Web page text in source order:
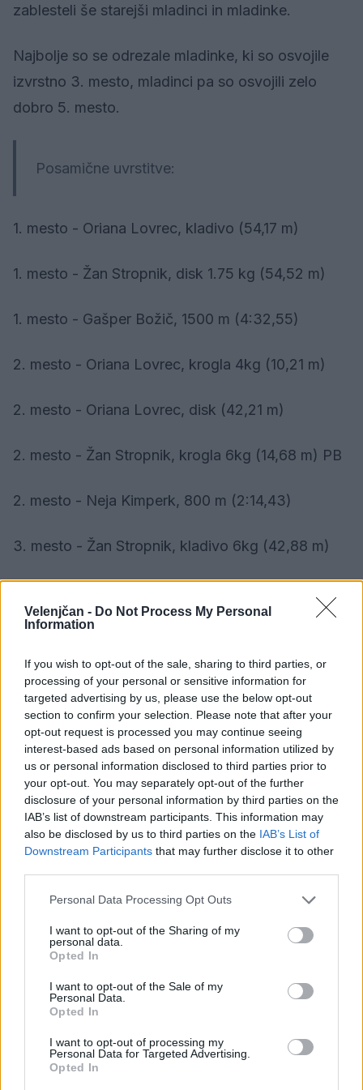
Velenjčan - Do Not Process My Personal
Information
If you wish to opt-out of the sale, sharing to third parties, or
processing of your personal or sensitive information for
targeted advertising by us, please use the below opt-out
section to confirm your selection. Please note that after your
opt-out request is processed you may continue seeing
interest-based ads based on personal information utilized by
us or personal information disclosed to third parties prior to
your opt-out. You may separately opt-out of the further
disclosure of your personal information by third parties on the
IAB’s list of downstream participants. This information may
also be disclosed by us to third parties on the IAB’s List of
Downstream Participants that may further disclose it to other
Personal Data Processing Opt Outs
I want to opt-out of the Sharing of my
personal data.
Opted In
I want to opt-out of the Sale of my
Personal Data.
Opted In
I want to opt-out of processing my
Personal Data for Targeted Advertising.
Opted In
zablesteli še starejši mladinci in mladinke.
Najbolje so se odrezale mladinke, ki so osvojile
izvrstno 3. mesto, mladinci pa so osvojili zelo
dobro 5. mesto.
Posamične uvrstitve:
1. mesto - Oriana Lovrec, kladivo (54,17 m)
1. mesto - Žan Stropnik, disk 1.75 kg (54,52 m)
1. mesto - Gašper Božič, 1500 m (4:32,55)
2. mesto - Oriana Lovrec, krogla 4kg (10,21 m)
2. mesto - Oriana Lovrec, disk (42,21 m)
2. mesto - Žan Stropnik, krogla 6kg (14,68 m) PB
2. mesto - Neja Kimperk, 800 m (2:14,43)
3. mesto - Žan Stropnik, kladivo 6kg (42,88 m)
Mežnar M., Rupreht N., Gradišnik G. (50,78 s)
4. mesto - Neža Rupreht, višina (1,55 m)
4. mesto - Neža Rupreht, 100 m ovire (16,22 s) PB
5. mesto - Staš Korenič Jamnikar, daljina (6,26 m)
6. mesto - Gaja Gradisnik, 100 m (12,51 s)
7. mesto - Neja Jančič, 400 m (1:00,22)
7. mesto - Staš Korenič Jamnikar, višina (1,70 m)
8. mesto - Samaja Djedovic, daljina (5,08 m) PB